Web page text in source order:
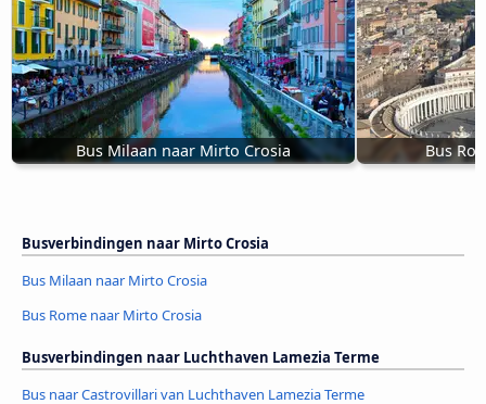
Bus Milaan naar Mirto Crosia Bus
Busverbindingen naar Mirto Crosia
Bus Milaan naar Mirto Crosia
Bus Rome naar Mirto Crosia
Busverbindingen naar Luchthaven Lamezia Terme
Bus naar Castrovillari van Luchthaven Lamezia Terme